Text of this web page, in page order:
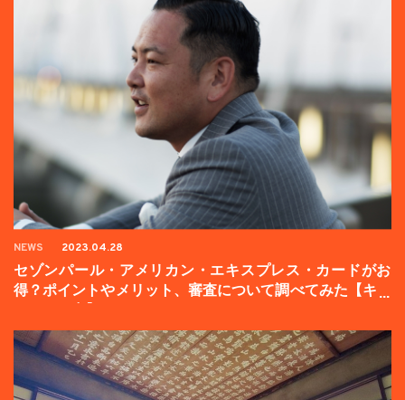
NEWS 2023.04.28
セゾンパール・アメリカン・エキスプレス・カードがお
得？ポイントやメリット、審査について調べてみた【キャ